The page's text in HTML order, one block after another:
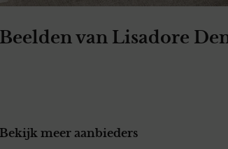
Beelden van Lisadore
Bekijk meer aanbieders